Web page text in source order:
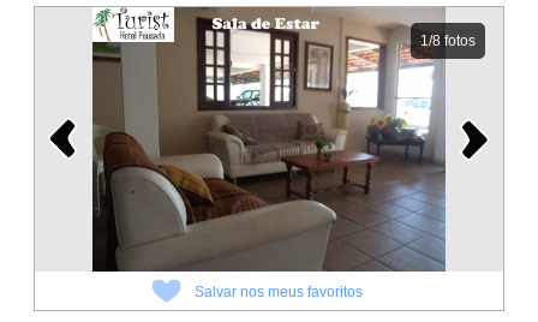
1/8 fotos
Salvar nos meus favoritos